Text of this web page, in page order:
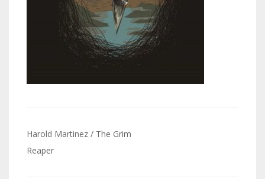
Navigation
de
Harold Martinez / The Grim
Reaper